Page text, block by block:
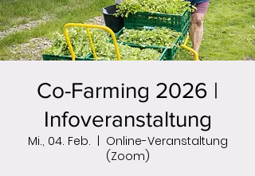
Co-Farming 2026 |
Infoveranstaltung
Mi., 04. Feb.
Online-Veranstaltung
(Zoom)